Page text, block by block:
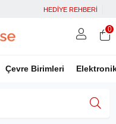
HEDİYE REHBERİ
Çevre Birimleri
0